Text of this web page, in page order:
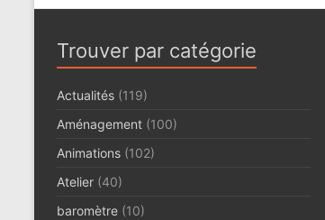
Trouver par catégorie
Actualités (119)
Aménagement (100)
Animations (102)
Atelier (40)
baromètre (10)